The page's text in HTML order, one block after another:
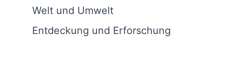
Welt und Umwelt
Entdeckung und Erforschung